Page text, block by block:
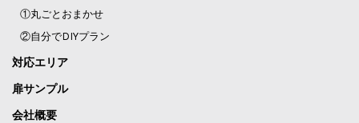
①丸ごとおまかせ
②自分でDIYプラン
対応エリア
扉サンプル
会社概要